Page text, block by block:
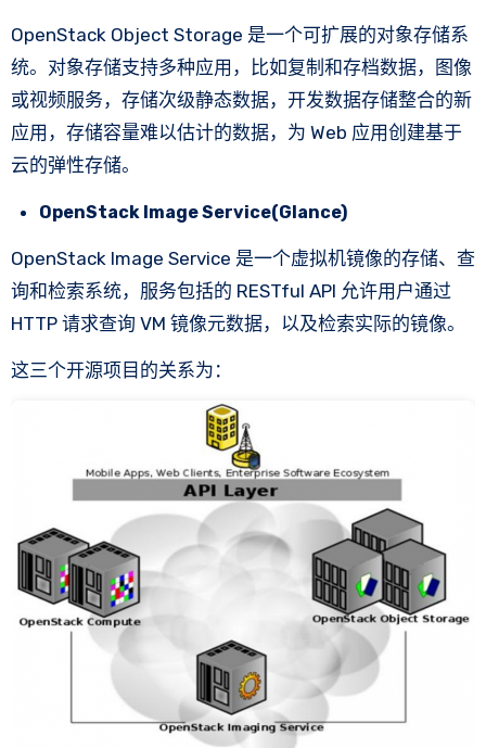
OpenStack Object Storage 是一个可扩展的对象存储系
统。对象存储支持多种应用，比如复制和存档数据，图像
或视频服务，存储次级静态数据，开发数据存储整合的新
应用，存储容量难以估计的数据，为 Web 应用创建基于
云的弹性存储。
OpenStack Image Service(Glance)
OpenStack Image Service 是一个虚拟机镜像的存储、查
询和检索系统，服务包括的 RESTful API 允许用户通过
HTTP 请求查询 VM 镜像元数据，以及检索实际的镜像。
这三个开源项目的关系为：